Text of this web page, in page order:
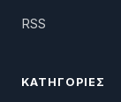
RSS
ΚΑΤΗΓΟΡΊΕΣ